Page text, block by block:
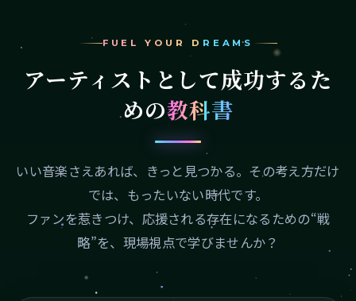
FUEL YOUR DREAMS
アーティストとして成功するた
めの教科書
いい音楽さえあれば、きっと見つかる。その考え方だけ
では、もったいない時代です。
ファンを惹きつけ、応援される存在になるための“戦
略”を、現場視点で学びませんか？